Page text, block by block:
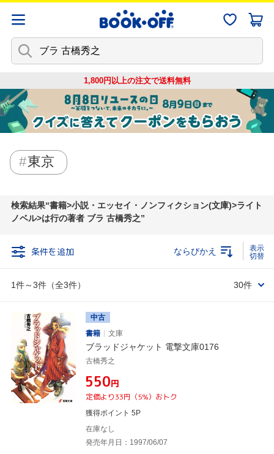
1,800円以上の注文で送料無料
東京
検索結果 書籍>小説・エッセイ・ノンフィクション(文庫)>ライト
ノベル>は行の著者 ブラ 古橋秀之
条件を追加
1件～3件（全3件）
ならびかえ
30件
中古
書籍
文庫
ブラッドジャケット 電撃文庫0176
古橋秀之
¥550円
定価より33円（5%）おトク
獲得ポイント 5P
在庫なし
発売年月日：1997/06/07